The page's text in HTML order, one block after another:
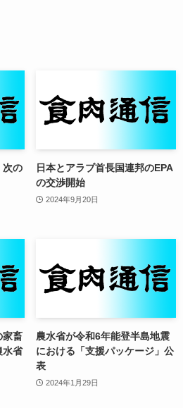
次の
日本とアラブ首長国連邦のEPA
の交渉開始
2024年9月20日
家畜
水省
農水省が令和6年能登半島地震
における「支援パッケージ」公
表
2024年1月29日